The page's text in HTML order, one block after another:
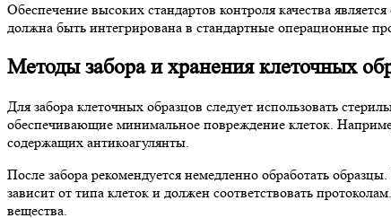
Обеспечение высоких стандартов контроля качества
должна быть интегрирована в стандартные операционные
Методы забора и хранения клеточных
Для забора клеточных образцов следует использовать
обеспечивающие минимальное повреждение клеток.
содержащих антикоагулянты.
После забора рекомендуется немедленно обработать
зависит от типа клеток и должен соответствовать
вещества.